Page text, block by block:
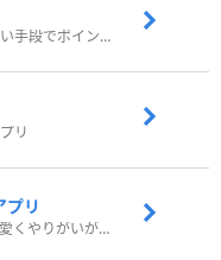
歩いたりアンケート回答など幅広い手段でポイントをゲット
リ
プリ
ペットを育ってポイ活しよう！可愛くやりがいがある新感覚アプリ